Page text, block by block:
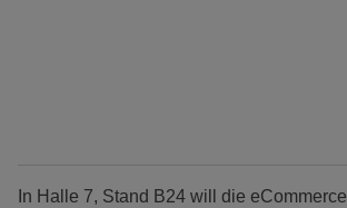
In Halle 7, Stand B24 will die eCommerce